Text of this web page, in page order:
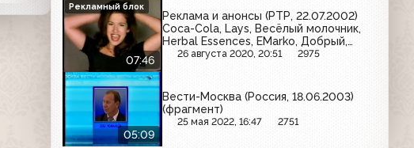
07:46
Реклама и анонсы (РТР, 22.07.2002)
Coca-Cola, Lays, Весёлый молочник,
Herbal Essences, EMarko, Добрый,
Starburst, Garnier Fructis, Айрн-Брю,
26 августа 2020, 20:51 2975
Рекламный блок
05:09
Вести-Москва (Россия, 18.06.2003)
(фрагмент)
25 мая 2022, 16:47 2751